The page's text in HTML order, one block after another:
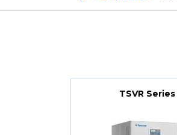
TSVR Series